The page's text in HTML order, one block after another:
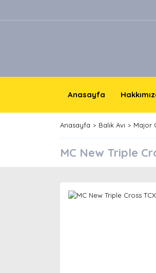
Anasayfa
Anasayfa Balık Avı Major
MC New Triple